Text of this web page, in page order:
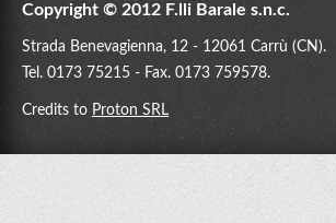
Copyright © 2012 F.lli Barale s.n.c.
Strada Benevagienna, 12 - 12061 Carrù (CN).
Tel. 0173 75215 - Fax. 0173 759578.
Credits to Proton SRL